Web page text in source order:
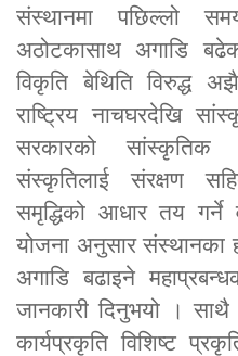
संस्थानमा पछिल्लो
अठोटकासाथ अगाडि
विकृति बेथिति विरुद्ध
राष्ट्रिय नाचघरदेखि
सरकारको सांस्कृतिक
संस्कृतिलाई संरक्षण
समृद्धिको आधार तय गर्ने
योजना अनुसार संस्थानका
अगाडि बढाइने
जानकारी दिनुभयो ।
कार्यप्रकृति विशिष्ट